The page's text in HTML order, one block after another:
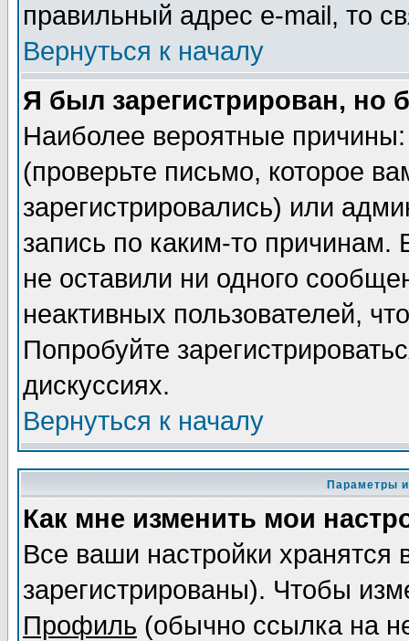
правильный адрес e-mail, то
Вернуться к началу
Я был зарегистрирован, но
Наиболее вероятные
(проверьте письмо, которое
зарегистрировались) или
запись по каким-то
не оставили ни одного
неактивных пользователей,
Попробуйте
дискуссиях.
Вернуться к началу
Параметры
Как мне изменить мои
Все ваши настройки
зарегистрированы). Чтобы
Профиль (обычно ссылка на